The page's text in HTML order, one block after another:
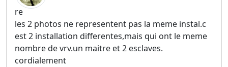
re
les 2 photos ne representent pas la meme instal.c
est 2 installation differentes,mais qui ont le meme
nombre de vrv.un maitre et 2 esclaves.
cordialement